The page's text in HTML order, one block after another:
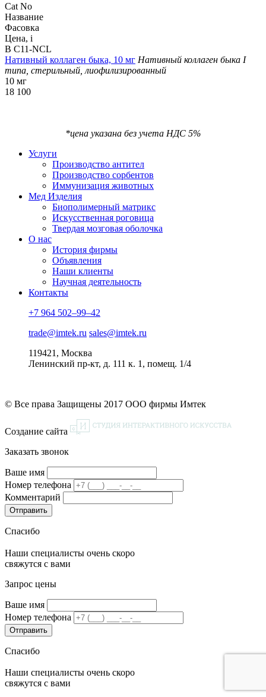
Cat No
Название
Фасовка
Цена, i
B C11-NCL
Нативный коллаген быка, 10 мг Нативный коллаген быка I
типа, стерильный, лиофилизированный
10 мг
18 100
*цена указана без учета НДС 5%
Услуги
Производство антител
Производство сорбентов
Иммунизация животных
Мед Изделия
Биополимерный матрикс
Искусственная роговица
Твердая мозговая оболочка
О нас
История фирмы
Объявления
Наши клиенты
Научная деятельность
Контакты
+7 964 502–99–42
trade@imtek.ru sales@imtek.ru
119421, Москва
Ленинский пр-кт, д. 111 к. 1, помещ. 1/4
© Все права Защищены 2017 ООО фирмы Имтек
Создание сайта
Заказать звонок
Ваше имя
Номер телефона
Комментарий
Спасибо
Наши специалисты очень скоро
свяжутся с вами
Запрос цены
Ваше имя
Номер телефона
Спасибо
Наши специалисты очень скоро
свяжутся с вами